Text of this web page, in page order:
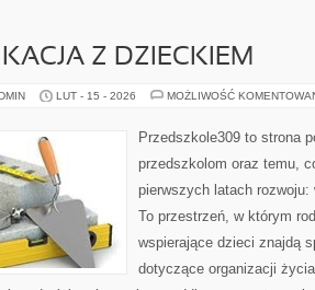
Z DZIECKIEM
LUT - 15 - 2026 MOŻLIWOŚĆ
Przedszkole309 to strona
przedszkolom oraz temu,
pierwszych latach
To przestrzeń, w którym
wspierające dzieci znajdą
dotyczące organizacji